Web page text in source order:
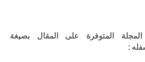
المتوفرة على المقال بصيغة